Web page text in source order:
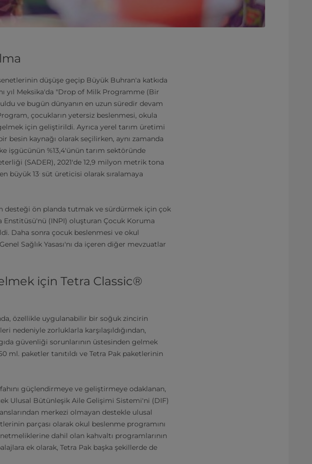
düşüşe geçip Büyük Buhran'a katkıda
yıl Meksika'da "Drop of Milk Programme (Bir
ve bugün dünyanın en uzun süredir devam
çocukların yetersiz beslenmesi, okula
için geliştirildi. Ayrıca yerel tarım üretimi
besin kaynağı olarak seçilirken, aynı zamanda
işgücünün %13,4'ünün tarım sektöründe
(SADER), 2021'de 12,9 milyon metrik tona
büyük 13. süt üreticisi olarak sıralamaya
desteği ön planda tutmak ve sürdürmek için çok
Enstitüsü'nü (INPI) oluşturan Çocuk Koruma
Daha sonra çocuk beslenmesi ve okul
Sağlık Yasası'nı da içeren diğer mevzuatlar
için Tetra Classic®
özellikle uygulanabilir bir soğuk zincirin
nedeniyle zorluklarla karşılaşıldığından,
güvenliği sorunlarının üstesinden gelmek
ml. paketler tanıtıldı ve Tetra Pak paketlerinin
güçlendirmeye ve geliştirmeye odaklanan,
Ulusal Bütünleşik Aile Gelişimi Sistemi'ni (DIF)
merkezi olmayan destekle ulusal
parçası olarak okul beslenme programını
dahil olan kahvaltı programlarının
ek olarak, Tetra Pak başka şekillerde de